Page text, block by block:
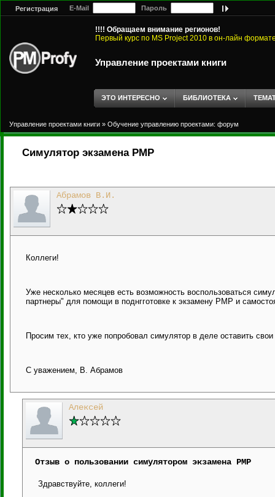
Регистрация E-Mail Пароль
!!!! Обращаем внимание регионов!
Первый курс по MS Project 2010 в он-лайн
Управление проектами книги
ЭТО ИНТЕРЕСНО БИБЛИОТЕКА
Управление проектами книги » Обучение управлению проектами: форум
Симулятор экзамена PMP
Абрамов В.И.
Коллеги!
Уже несколько месяцев есть возможность воспользоваться
партнеры" для помощи в поднгготовке к экзамену PMP и
Просим тех, кто уже попробовал симулятор в деле оставить
С уважением, В. Абрамов
Алексей
Отзыв о пользовании симулятором экзамена PMP
Здравствуйте, коллеги!